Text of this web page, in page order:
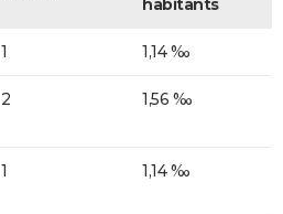
habitants
1 1,14 ‰
2 1,56 ‰
1 1,14 ‰